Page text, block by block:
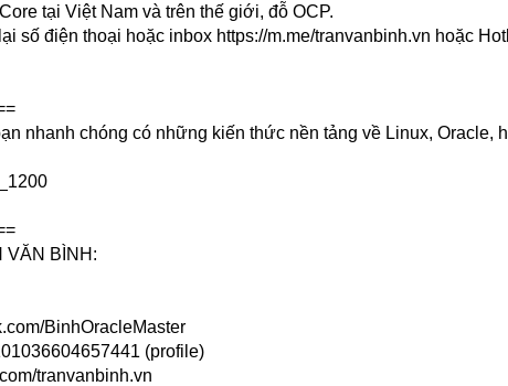
tại Việt Nam và trên thế giới, đỗ OCP.
số điện thoại hoặc inbox https://m.me/tranvanbinh.vn hoặc
nhanh chóng có những kiến thức nền tảng về Linux, Oracle,
VĂN BÌNH:
BinhOracleMaster
(profile)
tranvanbinh.vn